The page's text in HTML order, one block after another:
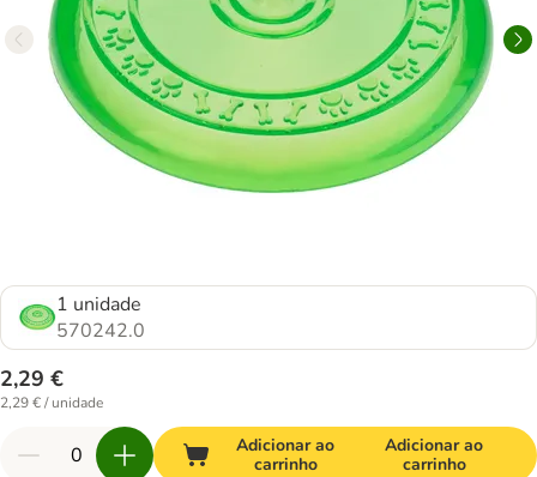
1 unidade
570242.0
2,29 €
2,29 € / unidade
Adicionar ao
carrinho
Adicionar ao
carrinho